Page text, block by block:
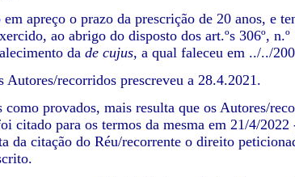
o prazo da prescrição de 20 anos, e
ao abrigo do disposto dos art.ºs 306º,
da de cujus, a qual faleceu em ../../
recorridos prescreveu a 28.4.2021.
provados, mais resulta que os Autores/
citado para os termos da mesma em 21/4/
da citação do Réu/recorrente o direito